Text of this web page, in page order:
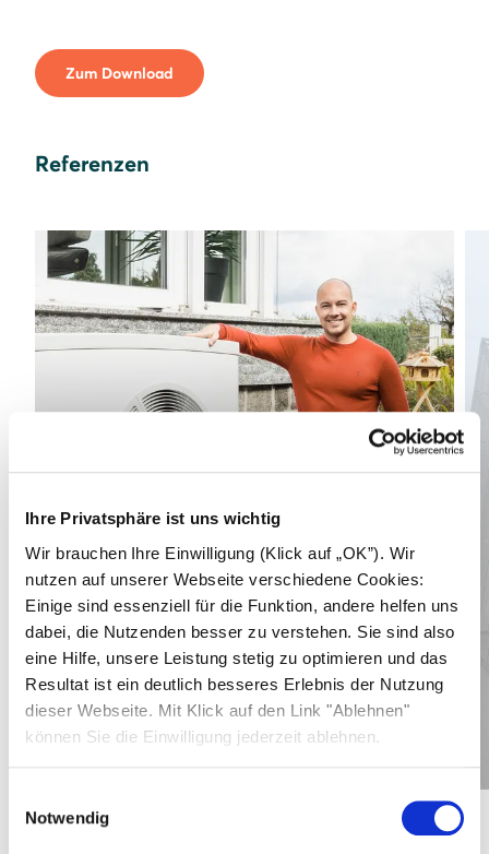
Ihre Privatsphäre ist uns wichtig
Wir brauchen Ihre Einwilligung (Klick auf „OK”). Wir
nutzen auf unserer Webseite verschiedene Cookies:
Einige sind essenziell für die Funktion, andere helfen uns
dabei, die Nutzenden besser zu verstehen. Sie sind also
eine Hilfe, unsere Leistung stetig zu optimieren und das
Resultat ist ein deutlich besseres Erlebnis der Nutzung
dieser Webseite. Mit Klick auf den Link "Ablehnen"
können Sie die Einwilligung jederzeit ablehnen.
Notwendig
Zum Download
Referenzen
19,3
kWp
Stromkosten pro kWh
Mehr erfahren